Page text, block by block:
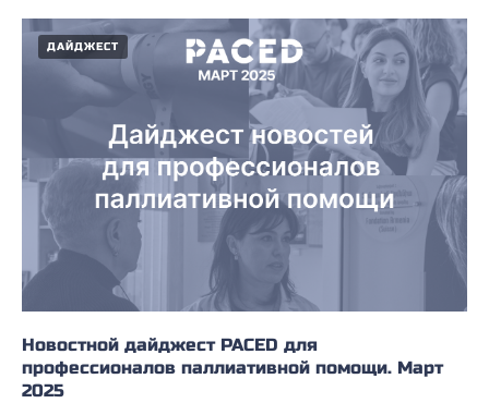
ДАЙДЖЕСТ
Новостной дайджест PACED для
профессионалов паллиативной помощи. Март
2025